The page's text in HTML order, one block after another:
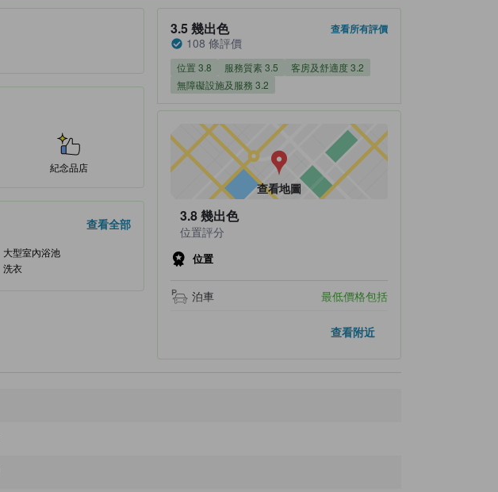
紀念品店
查看全部
大型室內浴池
洗衣
3.5幾出色
108 條評價
查看所有評價
位置 3.8 服務質素 3.5
客房及舒適度 3.2
無障礙設施及服務 3.2
查看地圖
3.8幾出色
位置評分
位置
泊車 最低價格包括
新潟機場
里
查看附近